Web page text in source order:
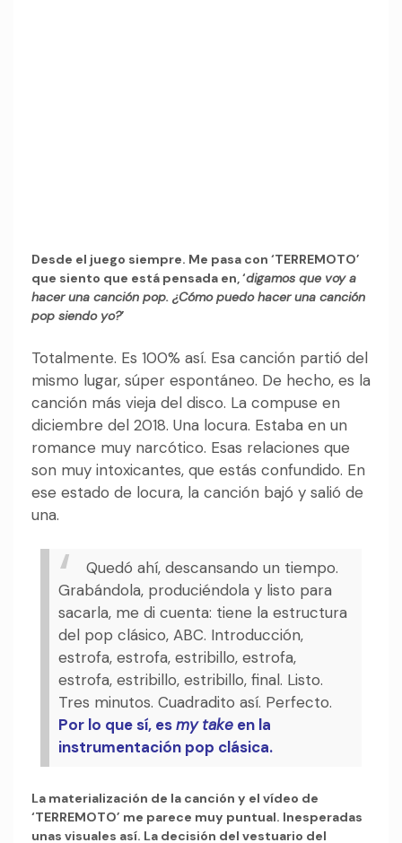
Desde el juego siempre. Me pasa con ‘TERREMOTO’
que siento que está pensada en, ‘digamos que voy a
hacer una canción pop. ¿Cómo puedo hacer una canción
pop siendo yo?’
Totalmente. Es 100% así. Esa canción partió del
mismo lugar, súper espontáneo. De hecho, es la
canción más vieja del disco. La compuse en
diciembre del 2018. Una locura. Estaba en un
romance muy narcótico. Esas relaciones que
son muy intoxicantes, que estás confundido. En
ese estado de locura, la canción bajó y salió de
una.
Quedó ahí, descansando un tiempo.
Grabándola, produciéndola y listo para
sacarla, me di cuenta: tiene la estructura
del pop clásico, ABC. Introducción,
estrofa, estrofa, estribillo, estrofa,
estrofa, estribillo, estribillo, final. Listo.
Tres minutos. Cuadradito así. Perfecto.
Por lo que sí, esmy take en la
instrumentación pop clásica.
La materialización de la canción y el vídeo de
‘TERREMOTO’ me parece muy puntual. Inesperadas
unas visuales así. La decisión del vestuario del